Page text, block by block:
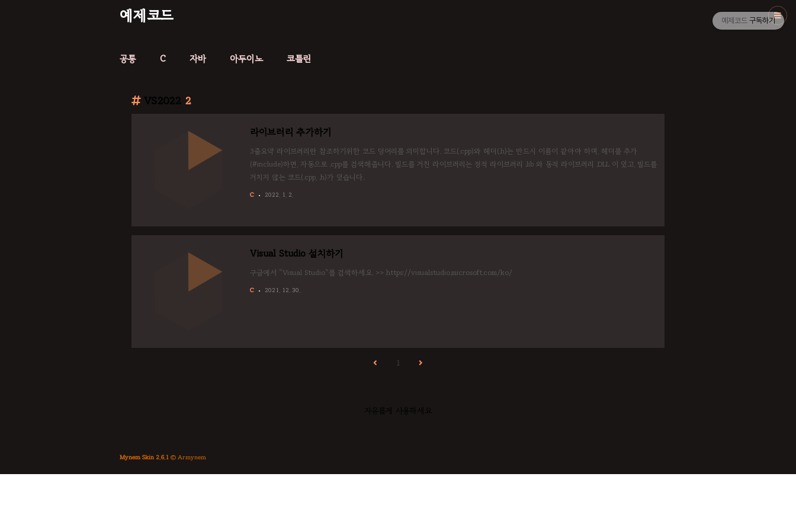
예제코드
공통 C 자바 아두이노 코틀린
VS2022 2
라이브러리 추가하기
3줄요약 라이브러리란 참조하기위한 코드 덩어리를 의미합니다. 코드(.cpp)와 헤더(.h)는 반드시 이름이 같아야 하며, 헤더를 추가
(#include)하면, 자동으로 .cpp를 검색해줍니다. 빌드를 거친 라이브러리는 정적 라이브러리 .lib 와 동적 라이브러리 .DLL 이 있고, 빌드를
거치지 않는 코드(.cpp, .h)가 있습니다.
C 2022. 1. 2.
Visual Studio 설치하기
구글에서 "Visual Studio"를 검색하세요. >> https://visualstudio.microsoft.com/ko/
C 2021. 12. 30.
1
자유롭게 사용하세요
Mynem Skin 2.6.1 © Armynem
예제코드 구독하기